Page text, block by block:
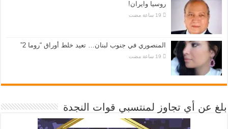
روسيا وايران!
المنصوري في جنوب لبنان… تعيد خلط أوراق “روما 2”
بلغ عن أي تجاوز لمنتسبي قوات النجدة